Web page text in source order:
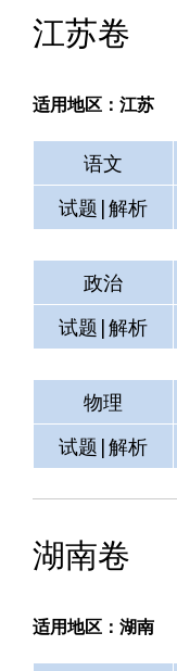
江苏卷
适用地区：江苏
语文
试题|解析
政治
试题|解析
物理
试题|解析
湖南卷
适用地区：湖南